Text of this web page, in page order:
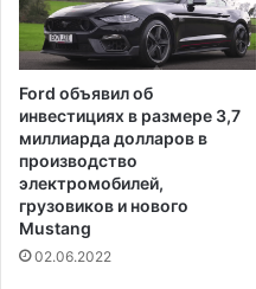
е
х
а
е
р
и
в
в
к
у
д
л
я
в
Ford объявил об
инвестициях в размере 3,7
миллиарда долларов в
производство
электромобилей,
грузовиков и нового
Mustang
02.06.2022